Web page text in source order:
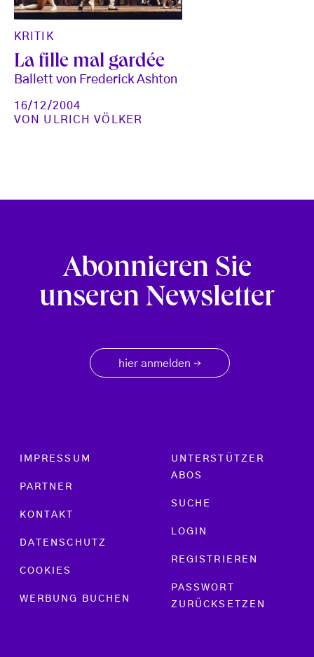
KRITIK
La fille mal gardée
Ballett von Frederick Ashton
16/12/2004
VON ULRICH VÖLKER
Abonnieren Sie
unseren Newsletter
hier anmelden →
Footer menu
IMPRESSUM
PARTNER
KONTAKT
DATENSCHUTZ
COOKIES
WERBUNG BUCHEN
UNTERSTÜTZER
ABOS
SUCHE
LOGIN
REGISTRIEREN
PASSWORT
ZURÜCKSETZEN